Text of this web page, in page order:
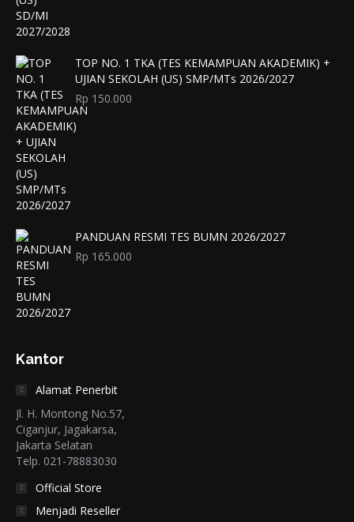
TOP NO. 1 TKA (TES KEMAMPUAN AKADEMIK) +
UJIAN SEKOLAH (US) SMP/MTs 2026/2027
Rp 150.000
PANDUAN RESMI TES BUMN 2026/2027
Rp 165.000
Kantor
Alamat Penerbit
Jl. H. Montong No.57,
Ciganjur, Jagakarsa,
Jakarta Selatan
Telp. 021-78883030
Official Store
Menjadi Reseller